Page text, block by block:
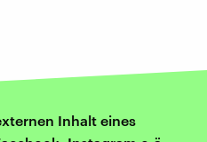
Inhalt eines